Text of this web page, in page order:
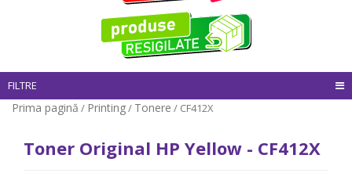
FILTRE
Prima pagină / Printing/ Tonere / CF412X
Toner Original HP Yellow - CF412X